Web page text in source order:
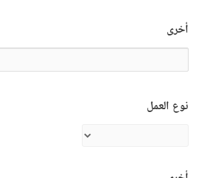
أخرى
نوع العمل